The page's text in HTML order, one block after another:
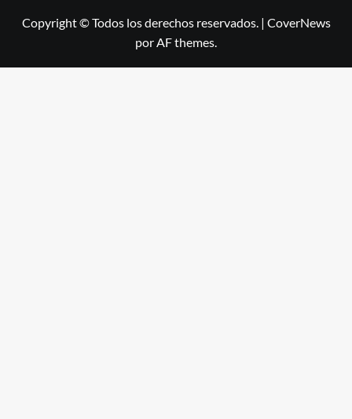
Copyright © Todos los derechos reservados. | CoverNews
por AF themes.